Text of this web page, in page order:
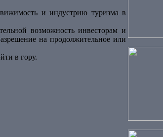
и индустрию туризма в
возможность инвесторам и
на продолжительное или
в гору.